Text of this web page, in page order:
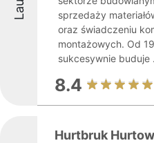
sprzedaży
oraz świadczeniu
montażowych. Od
sukcesywnie buduje
8.4
Hurtbruk